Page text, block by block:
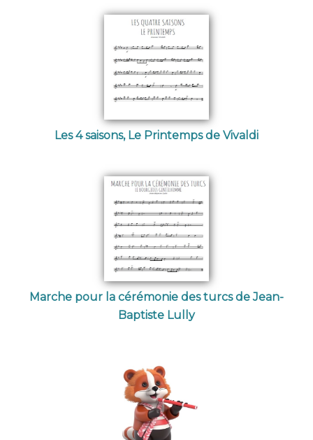
Les 4 saisons, Le Printemps de Vivaldi
Marche pour la cérémonie des turcs de Jean-
Baptiste Lully